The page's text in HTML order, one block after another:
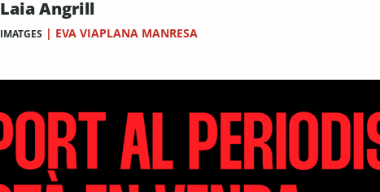
Laia Angrill
IMATGES | EVA VIAPLANA MANRESA